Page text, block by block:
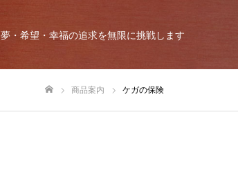
夢・希望・幸福の追求を無限に挑戦します
商品案内 ケガの保険